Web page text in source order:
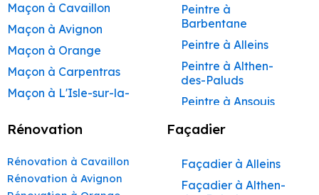
Maçon à Cavaillon
Maçon à Avignon
Maçon à Orange
Maçon à Carpentras
Maçon à L'Isle-sur-la-
Maçon à Apt
Maçon à Pertuis
Maçon à Sorgues
Peintre à
Barbentane
Peintre à Alleins
Peintre à Althen-
des-Paluds
Peintre à Ansouis
Peintre à Apt
Peintre à Aurons
Peintre à Avignon
Rénovation
Rénovation à Cavaillon
Rénovation à Avignon
Façadier
Façadier à Alleins
Façadier à Althen-